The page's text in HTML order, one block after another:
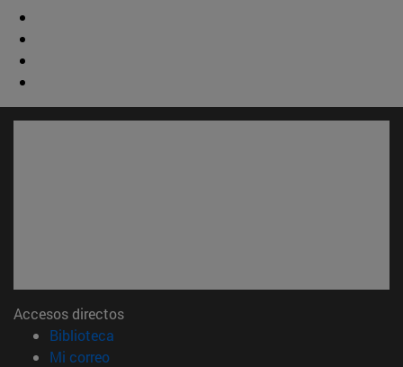
Accesos directos
Biblioteca
Mi correo(abre en nueva ventana)